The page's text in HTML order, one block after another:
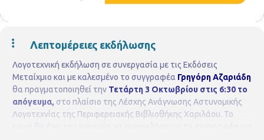
Λεπτομέρειες εκδήλωσης
Λογοτεχνική εκδήλωση σε συνεργασία με τις Εκδόσεις
Μεταίχμιο και με καλεσμένο το συγγραφέα Γρηγόρη Αζαριάδη
θα πραγματοποιηθεί την Τετάρτη 3 Οκτωβρίου στις 6:30 το
απόγευμα, στο πλαίσιο της Λέσχης Ανάγνωσης Αστυνομικής
Λογοτεχνίας της Περιφερειακής Βιβλιοθήκης Χαριλάου. Το